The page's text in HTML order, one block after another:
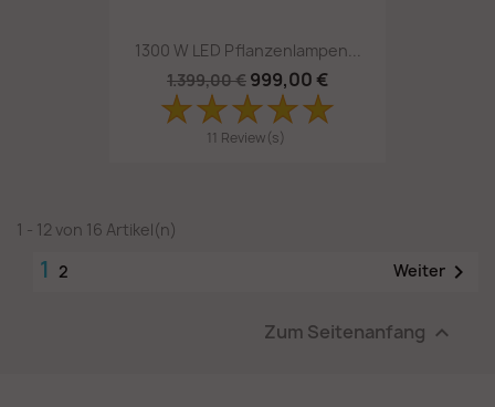
1300 W LED Pflanzenlampen...
1.399,00 € 999,00 €
11 Review(s)
1 - 12 von 16 Artikel(n)
1 2 Weiter 
Zum Seitenanfang 